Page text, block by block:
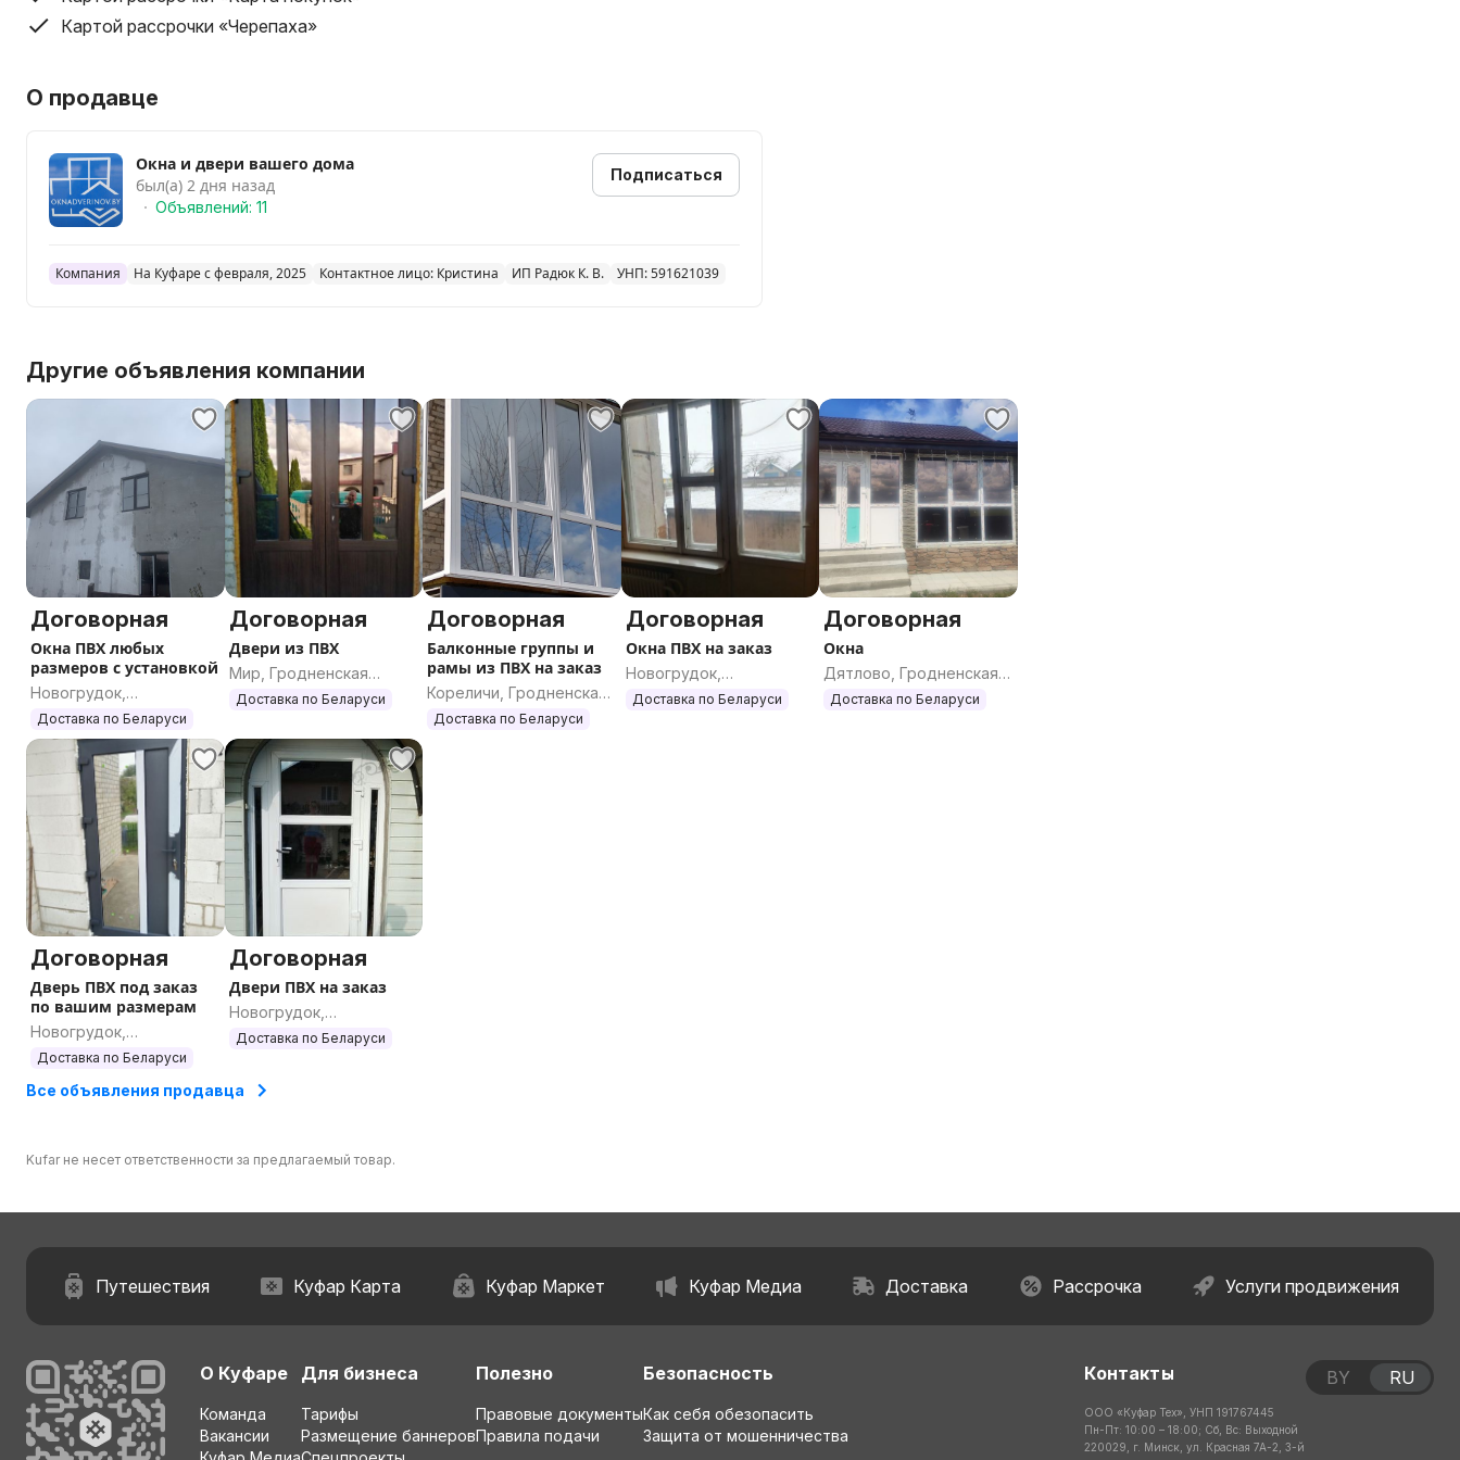
маскитных сеток. Заделка пены в окнах с наружи в старых домах пластиковой лентой
Картой рассрочки «Черепаха»
О продавце
Окна и двери вашего дома
был(а) 2 дня назад
Объявлений: 11
Подписаться
Компания На Куфаре с февраля, 2025 Контактное лицо: Кристина ИП Радюк К. В. УНП: 591621039
Другие объявления компании
Договорная
Окна ПВХ любых
размеров с установкой
Новогрудок,
Гродненская область
Доставка по Беларуси
Договорная
Двери из ПВХ
Мир, Гродненская
область
Доставка по Беларуси
Договорная
Балконные группы и
рамы из ПВХ на заказ
Кореличи, Гродненская
область
Доставка по Беларуси
Договорная
Окна ПВХ на заказ
Новогрудок,
Гродненская область
Доставка по Беларуси
Договорная
Окна
Дятлово, Гродненская
область
Доставка по Беларуси
Договорная
Дверь ПВХ под заказ
по вашим размерам
Новогрудок,
Гродненская область
Доставка по Беларуси
Договорная
Двери ПВХ на заказ
Новогрудок,
Гродненская область
Доставка по Беларуси
Все объявления продавца
Kufar не несет ответственности за предлагаемый товар.
Путешествия Куфар Карта Куфар Маркет Куфар Медиа Доставка Рассрочка Услуги продвижения
О Куфаре
Команда
Вакансии
Для бизнеса
Тарифы
Размещение баннеров
Полезно
Правовые документы
Правила подачи
Безопасность
Как себя обезопасить
Защита от мошенничества
Контакты
ООО «Куфар Тех», УНП 191767445
Пн-Пт: 10:00 – 18:00; Сб, Вс: Выходной
220029, г. Минск, ул. Красная 7А-2, 3-й
BY RU